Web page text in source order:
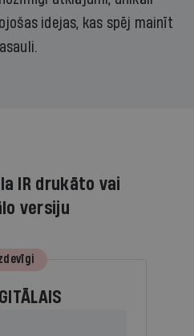
idejas, kas spēj mainīt
IR drukāto vai
versiju